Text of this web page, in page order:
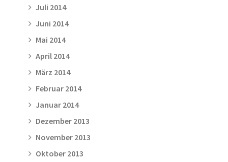
Juli 2014
Juni 2014
Mai 2014
April 2014
März 2014
Februar 2014
Januar 2014
Dezember 2013
November 2013
Oktober 2013